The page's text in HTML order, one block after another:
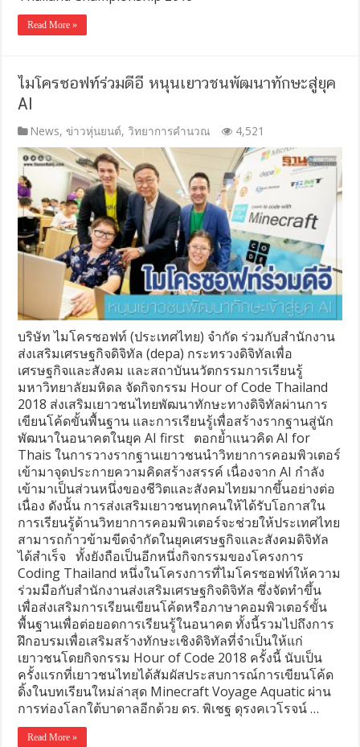
Read More »
ไมโครซอฟท์ร่วมดีอี หนุนเยาวชนพัฒนาทักษะสู่ยุค
AI
News,ข่าวหุ่นยนต์, วิทยาการคำนวณ 4,521
บริษัท ไมโครซอฟท์ (ประเทศไทย) จำกัด ร่วมกับสำนักงาน
ส่งเสริมเศรษฐกิจดิจิทัล (depa) กระทรวงดิจิทัลเพื่อ
เศรษฐกิจและสังคม และสถาบันนวัตกรรมการเรียนรู้
มหาวิทยาลัยมหิดล จัดกิจกรรม Hour of Code Thailand
2018 ส่งเสริมเยาวชนไทยพัฒนาทักษะทางดิจิทัลผ่านการ
เขียนโค้ดขั้นพื้นฐาน และการเรียนรู้เพื่อสร้างรากฐานสู่นัก
พัฒนาในอนาคตในยุค AI first ตอกย้ำแนวคิด AI for
Thais ในการวางรากฐานเยาวชนนำวิทยาการคอมพิวเตอร์
เข้ามาจุดประกายความคิดสร้างสรรค์ เนื่องจาก AI กำลัง
เข้ามาเป็นส่วนหนึ่งของชีวิตและสังคมไทยมากขึ้นอย่างต่อ
เนื่อง ดังนั้น การส่งเสริมเยาวชนทุกคนให้ได้รับโอกาสใน
การเรียนรู้ด้านวิทยาการคอมพิวเตอร์จะช่วยให้ประเทศไทย
สามารถก้าวข้ามขีดจำกัดในยุคเศรษฐกิจและสังคมดิจิทัล
ได้สำเร็จ ทั้งยังถือเป็นอีกหนึ่งกิจกรรมของโครงการ
Coding Thailand หนึ่งในโครงการที่ไมโครซอฟท์ให้ความ
ร่วมมือกับสำนักงานส่งเสริมเศรษฐกิจดิจิทัล ซึ่งจัดทำขึ้น
เพื่อส่งเสริมการเรียนเขียนโค้ดหรือภาษาคอมพิวเตอร์ขั้น
พื้นฐานเพื่อต่อยอดการเรียนรู้ในอนาคต ทั้งนี้รวมไปถึงการ
ฝึกอบรมเพื่อเสริมสร้างทักษะเชิงดิจิทัลที่จำเป็นให้แก่
เยาวชนโดยกิจกรรม Hour of Code 2018 ครั้งนี้ นับเป็น
ครั้งแรกที่เยาวชนไทยได้สัมผัสประสบการณ์การเขียนโค้ด
ดิ้งในบทเรียนใหม่ล่าสุด Minecraft Voyage Aquatic ผ่าน
การท่องโลกใต้บาดาลอีกด้วย ดร. พิเชฐ ดุรงคเวโรจน์ …
Read More »